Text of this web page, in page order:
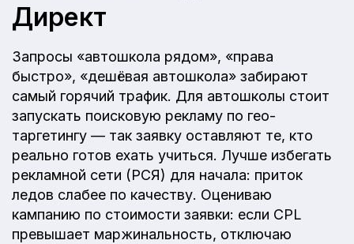
Директ
Запросы «автошкола рядом», «права
быстро», «дешёвая автошкола» забирают
самый горячий трафик. Для автошколы стоит
запускать поисковую рекламу по гео-
таргетингу — так заявку оставляют те, кто
реально готов ехать учиться. Лучше избегать
рекламной сети (РСЯ) для начала: приток
ледов слабее по качеству. Оцениваю
кампанию по стоимости заявки: если CPL
превышает маржинальность, отключаю